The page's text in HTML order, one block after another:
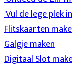
'Vul de lege plek
Flitskaarten
Galgje maken
Digitaal Slot